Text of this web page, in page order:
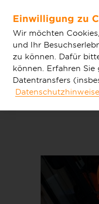
Zum Hauptinhalt
Hausbegehungen
Einwilligung zu
Wir möchten
und Ihr
zu können. Dafür
können. Erfahren
Datentransfers
Datenschutzhinweise